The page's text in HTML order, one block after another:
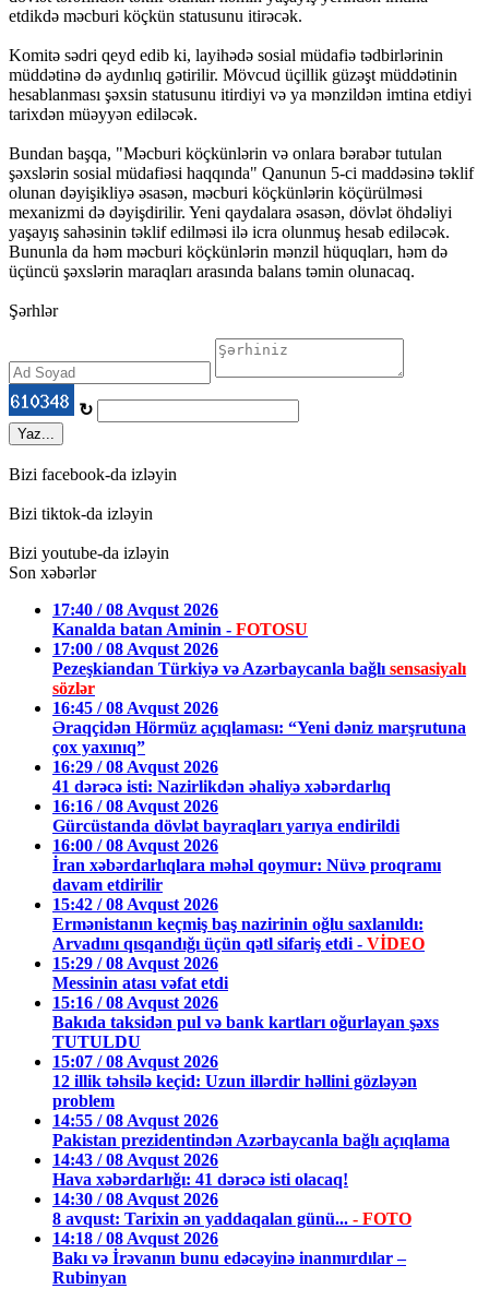
etdikdə məcburi köçkün statusunu itirəcək.
Komitə sədri qeyd edib ki, layihədə sosial müdafiə tədbirlərinin
müddətinə də aydınlıq gətirilir. Mövcud üçillik güzəşt müddətinin
hesablanması şəxsin statusunu itirdiyi və ya mənzildən imtina etdiyi
tarixdən müəyyən ediləcək.
Bundan başqa, "Məcburi köçkünlərin və onlara bərabər tutulan
şəxslərin sosial müdafiəsi haqqında" Qanunun 5-ci maddəsinə təklif
olunan dəyişikliyə əsasən, məcburi köçkünlərin köçürülməsi
mexanizmi də dəyişdirilir. Yeni qaydalara əsasən, dövlət öhdəliyi
yaşayış sahəsinin təklif edilməsi ilə icra olunmuş hesab ediləcək.
Bununla da həm məcburi köçkünlərin mənzil hüquqları, həm də
üçüncü şəxslərin maraqları arasında balans təmin olunacaq.
Şərhlər
↻
Yaz...
Bizi facebook-da izləyin
Bizi tiktok-da izləyin
Bizi youtube-da izləyin
Son xəbərlər
17:40 / 08 Avqust 2026
Kanalda batan Aminin - FOTOSU
17:00 / 08 Avqust 2026
Pezeşkiandan Türkiyə və Azərbaycanla bağlı sensasiyalı
sözlər
16:45 / 08 Avqust 2026
Əraqçidən Hörmüz açıqlaması: “Yeni dəniz marşrutuna
çox yaxınıq”
16:29 / 08 Avqust 2026
41 dərəcə isti: Nazirlikdən əhaliyə xəbərdarlıq
16:16 / 08 Avqust 2026
Gürcüstanda dövlət bayraqları yarıya endirildi
16:00 / 08 Avqust 2026
İran xəbərdarlıqlara məhəl qoymur: Nüvə proqramı
davam etdirilir
15:42 / 08 Avqust 2026
Ermənistanın keçmiş baş nazirinin oğlu saxlanıldı:
Arvadını qısqandığı üçün qətl sifariş etdi - VİDEO
15:29 / 08 Avqust 2026
Messinin atası vəfat etdi
15:16 / 08 Avqust 2026
Bakıda taksidən pul və bank kartları oğurlayan şəxs
TUTULDU
15:07 / 08 Avqust 2026
12 illik təhsilə keçid: Uzun illərdir həllini gözləyən
problem
14:55 / 08 Avqust 2026
Pakistan prezidentindən Azərbaycanla bağlı açıqlama
14:43 / 08 Avqust 2026
Hava xəbərdarlığı: 41 dərəcə isti olacaq!
14:30 / 08 Avqust 2026
8 avqust: Tarixin ən yaddaqalan günü... - FOTO
14:18 / 08 Avqust 2026
Bakı və İrəvanın bunu edəcəyinə inanmırdılar –
Rubinyan